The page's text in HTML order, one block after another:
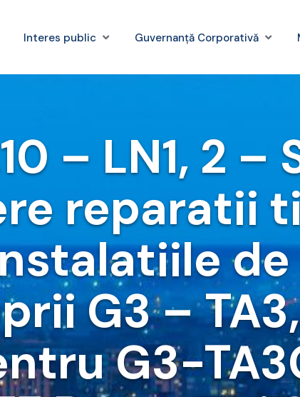
Interes public Guvernanță Corporativă
– LN1, 2 –
reparatii
G3 –
G3-